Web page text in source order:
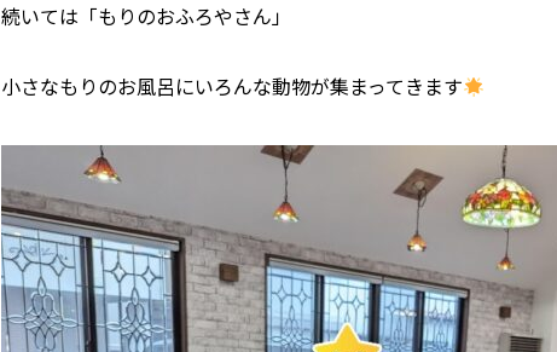
続いては「もりのおふろやさん」
小さなもりのお風呂にいろんな動物が集まってきます